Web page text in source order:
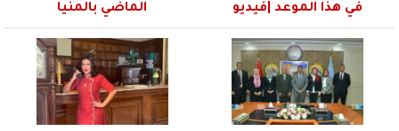
في هذا الموعد |فيديو
الماضي بالمنيا